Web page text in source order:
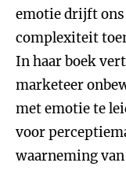
emotie drijft ons
complexiteit
In haar boek
marketeer
met emotie te
voor
waarneming